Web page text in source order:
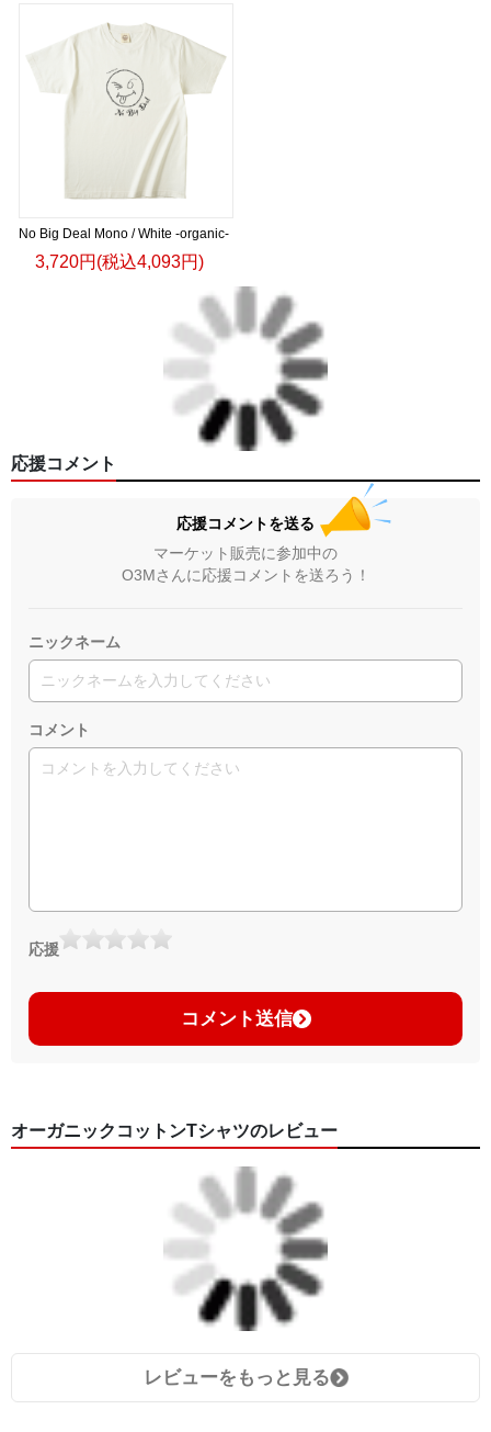
No Big Deal Mono / White -organic-
3,720円(税込4,093円)
応援コメント
応援コメントを送る
マーケット販売に参加中の
O3Mさんに応援コメントを送ろう！
ニックネーム
コメント
応援
コメント送信
オーガニックコットンTシャツのレビュー
レビューをもっと見る